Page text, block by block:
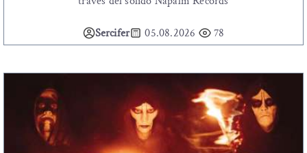
Sercifer 05.08.2026 78